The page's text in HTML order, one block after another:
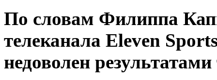
По словам Филиппа
телеканала Eleven
недоволен результатами